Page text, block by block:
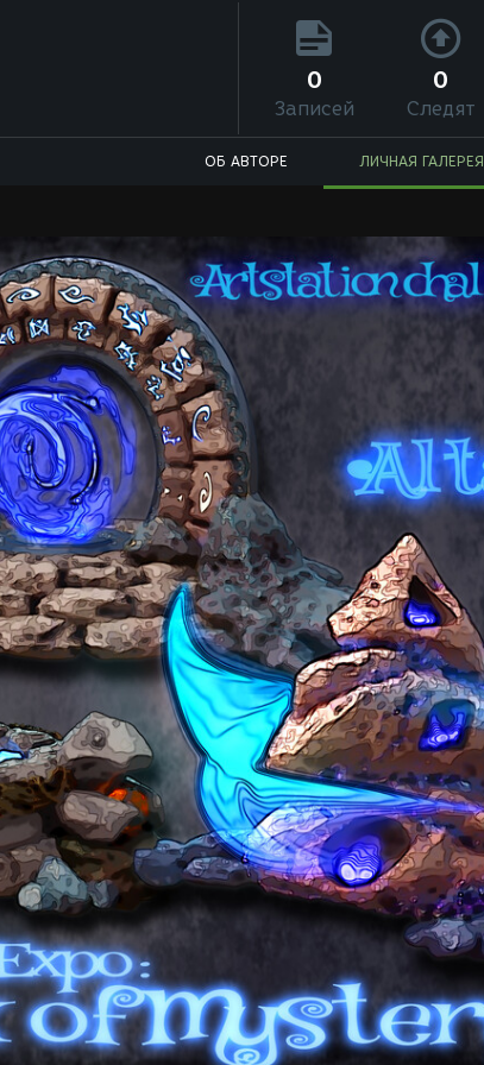
0
Записей
0
Следят
ОБ АВТОРЕ ЛИЧНАЯ ГАЛЕРЕЯ